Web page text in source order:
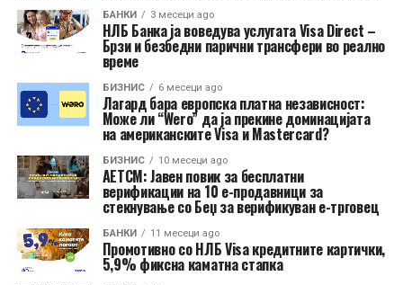
БАНКИ 3 месеци ago
НЛБ Банка ја воведува услугата Visa Direct –
Брзи и безбедни парични трансфери во реално
време
БИЗНИС 6 месеци ago
Лагард бара европска платна независност:
Може ли “Wero” да ја прекине доминацијата
на американските Visa и Mastercard?
БИЗНИС 10 месеци ago
АЕТСМ: Јавен повик за бесплатни
верификации на 10 е-продавници за
стекнување со Беџ за верификуван е-трговец
БАНКИ 11 месеци ago
Промотивно со НЛБ Visa кредитните картички,
5,9% фиксна каматна стапка